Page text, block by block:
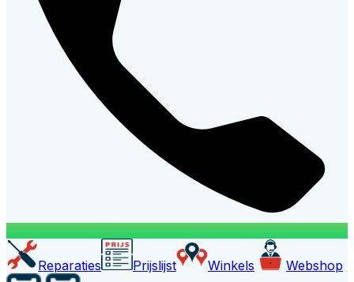
Reparaties Prijslijst Winkels Webshop